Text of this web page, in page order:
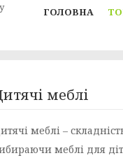
ГОЛОВНА
меблі
меблі –
меблі для